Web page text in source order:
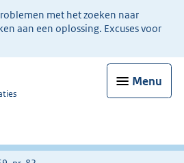
met het zoeken naar
aan een oplossing. Excuses voor
Menu